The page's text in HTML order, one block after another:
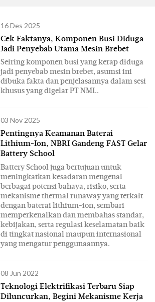
16 Des 2025
Cek Faktanya, Komponen Busi Diduga
Jadi Penyebab Utama Mesin Brebet
Seiring komponen busi yang kerap diduga
jadi penyebab mesin brebet, asumsi ini
dibuka fakta dan penjelasannya dalam sesi
khusus yang digelar PT NMI..
03 Nov 2025
Pentingnya Keamanan Baterai
Lithium-Ion, NBRI Gandeng FAST Gelar
Battery School
Battery School juga bertujuan untuk
meningkatkan kesadaran mengenai
berbagai potensi bahaya, risiko, serta
mekanisme thermal runaway yang terkait
dengan baterai lithium-ion, sembari
memperkenalkan dan membahas standar,
kebijakan, serta regulasi keselamatan baik
di tingkat nasional maupun internasional
yang mengatur penggunaannya.
08 Jun 2022
Teknologi Elektrifikasi Terbaru Siap
Diluncurkan, Begini Mekanisme Kerja